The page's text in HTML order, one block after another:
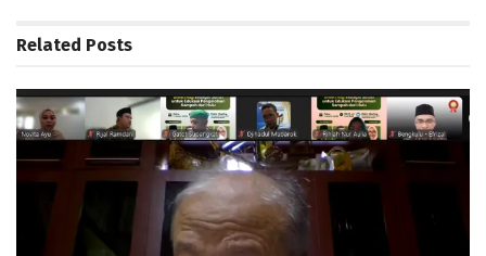
Related Posts